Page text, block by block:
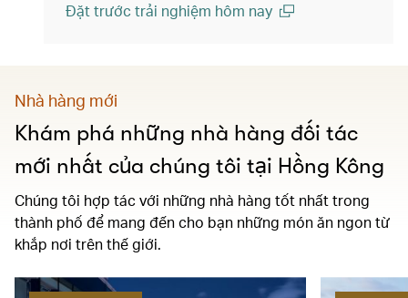
Đặt trước trải nghiệm hôm nay
Nhà hàng mới
Khám phá những nhà hàng đối tác
mới nhất của chúng tôi tại Hồng Kông
Chúng tôi hợp tác với những nhà hàng tốt nhất trong
thành phố để mang đến cho bạn những món ăn ngon từ
khắp nơi trên thế giới.